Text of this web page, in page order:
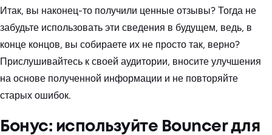
Итак, вы наконец-то получили ценные отзывы? Тогда не
забудьте использовать эти сведения в будущем, ведь, в
конце концов, вы собираете их не просто так, верно?
Прислушивайтесь к своей аудитории, вносите улучшения
на основе полученной информации и не повторяйте
старых ошибок.
Бонус: используйте Bouncer для